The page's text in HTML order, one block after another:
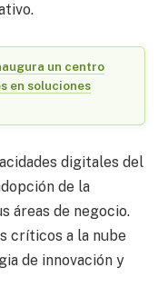
un centro
en soluciones
digitales del
de la
áreas de negocio.
críticos a la nube
de innovación y